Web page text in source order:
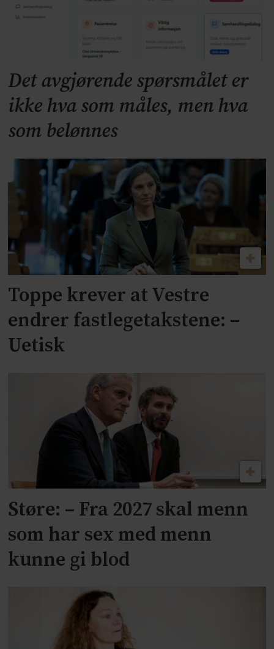
Det avgjørende spørsmålet er
ikke hva som måles, men hva
som belønnes
Toppe krever at Vestre
endrer fastlegetakstene: –
Uetisk
Støre: – Fra 2027 skal menn
som har sex med menn
kunne gi blod